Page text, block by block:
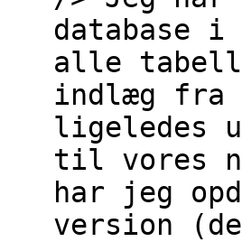
database i
alle
indlæg fra
ligeledes
til vores
har jeg
version